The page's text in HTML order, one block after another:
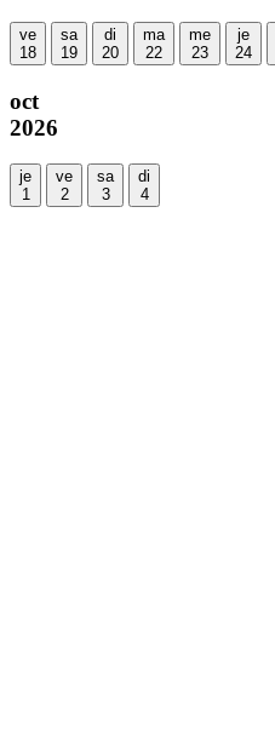
ve
18
sa
19
di
20
ma
22
me
23
je
24
oct
2026
je
1
ve
2
sa
3
di
4